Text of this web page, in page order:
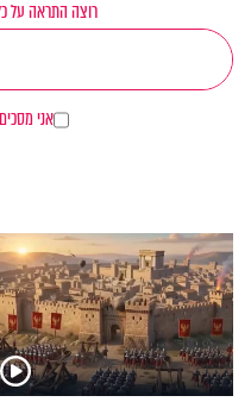
רוצה התראה על
אני מסכים